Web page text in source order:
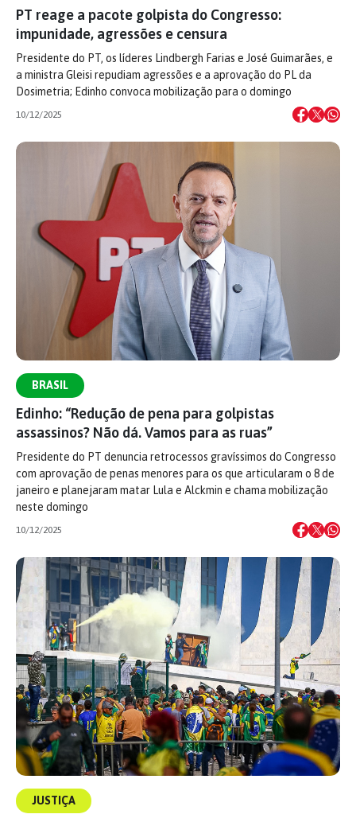
PT reage a pacote golpista do Congresso:
impunidade, agressões e censura
Presidente do PT, os líderes Lindbergh Farias e José Guimarães, e
a ministra Gleisi repudiam agressões e a aprovação do PL da
Dosimetria; Edinho convoca mobilização para o domingo
10/12/2025
BRASIL
Edinho: “Redução de pena para golpistas
assassinos? Não dá. Vamos para as ruas”
Presidente do PT denuncia retrocessos gravíssimos do Congresso
com aprovação de penas menores para os que articularam o 8 de
janeiro e planejaram matar Lula e Alckmin e chama mobilização
neste domingo
10/12/2025
JUSTIÇA